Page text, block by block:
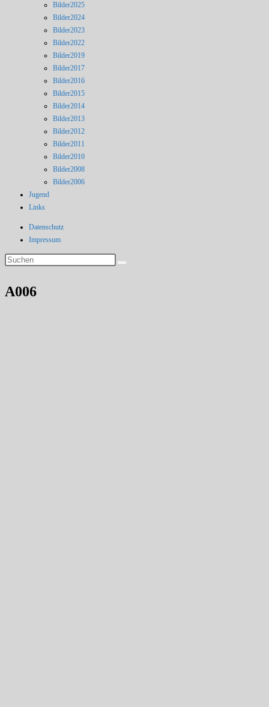
Bilder2025
Bilder2024
Bilder2023
Bilder2022
Bilder2019
Bilder2017
Bilder2016
Bilder2015
Bilder2014
Bilder2013
Bilder2012
Bilder2011
Bilder2010
Bilder2008
Bilder2006
Jugend
Links
Datenschutz
Impressum
A006